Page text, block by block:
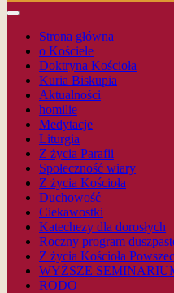
Strona główna
o Kościele
Doktryna Kościoła
Kuria Biskupia
Aktualności
homilie
Medytacje
Liturgia
Z życia Parafii
Społeczność wiary
Z życia Kościoła
Duchowość
Ciekawostki
Katechezy dla dorosłych
Roczny program
Z życia Kościoła
WYŻSZE
RODO